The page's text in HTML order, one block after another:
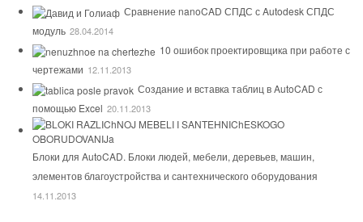
Сравнение nanoCAD СПДС с Autodesk СПДС
модуль 28.04.2014
10 ошибок проектировщика при работе с
чертежами 12.11.2013
Создание и вставка таблиц в AutoCAD с
помощью Excel 20.11.2013
Блоки для AutoCAD. Блоки людей, мебели, деревьев, машин,
элементов благоустройства и сантехнического оборудования
14.11.2013